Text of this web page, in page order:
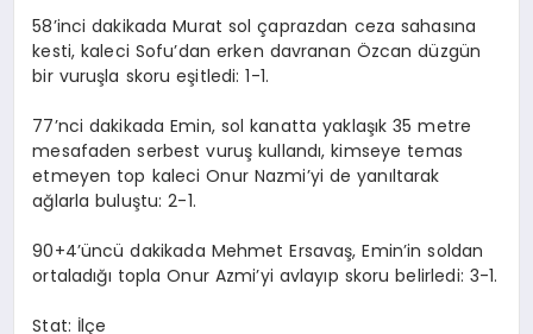
58’inci dakikada Murat sol çaprazdan ceza sahasına
kesti, kaleci Sofu’dan erken davranan Özcan düzgün
bir vuruşla skoru eşitledi: 1-1.
77’nci dakikada Emin, sol kanatta yaklaşık 35 metre
mesafaden serbest vuruş kullandı, kimseye temas
etmeyen top kaleci Onur Nazmi’yi de yanıltarak
ağlarla buluştu: 2-1.
90+4’üncü dakikada Mehmet Ersavaş, Emin’in soldan
ortaladığı topla Onur Azmi’yi avlayıp skoru belirledi: 3-1.
Stat: İlçe